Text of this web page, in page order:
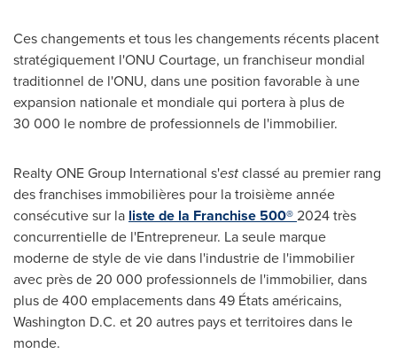
Ces changements et tous les changements récents placent
stratégiquement l'ONU Courtage, un franchiseur mondial
traditionnel de l'ONU, dans une position favorable à une
expansion nationale et mondiale qui portera à plus de
30 000 le nombre de professionnels de l'immobilier.
Realty ONE Group International s'estclassé au premier rang
des franchises immobilières pour la troisième année
consécutive sur la liste de la Franchise 500®2024 très
concurrentielle de l'Entrepreneur. La seule marque
moderne de style de vie dans l'industrie de l'immobilier
avec près de 20 000 professionnels de l'immobilier, dans
plus de 400 emplacements dans 49 États américains,
Washington D.C. et 20 autres pays et territoires dans le
monde.